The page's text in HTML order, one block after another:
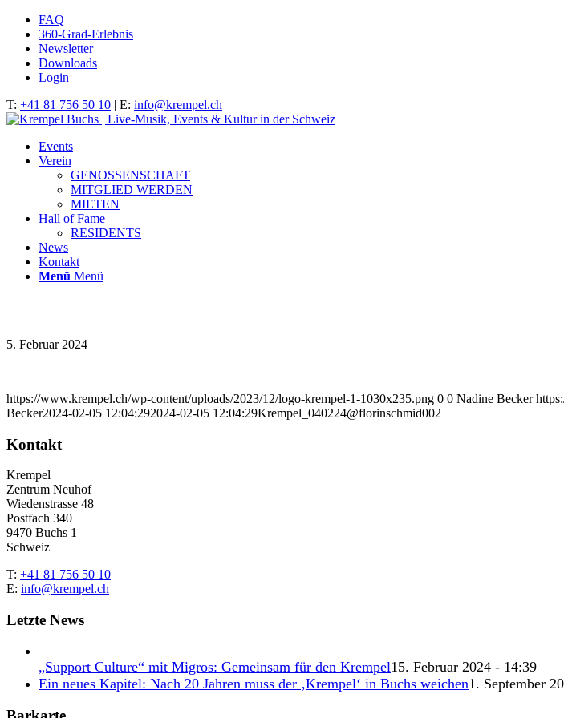
FAQ
360-Grad-Erlebnis
Newsletter
Downloads
Login
T: +41 81 756 50 10 | E: info@krempel.ch
Events
Verein
GENOSSENSCHAFT
MITGLIED WERDEN
MIETEN
Hall of Fame
RESIDENTS
News
Kontakt
Menü Menü
5. Februar 2024
https://www.krempel.ch/wp-content/uploads/2023/12/logo-krempel-1-1030x235.png 0 0 Nadine Becker
Becker2024-02-05 12:04:292024-02-05 12:04:29Krempel_040224@florinschmid002
Kontakt
Krempel
Zentrum Neuhof
Wiedenstrasse 48
Postfach 340
9470 Buchs 1
Schweiz
T: +41 81 756 50 10
E: info@krempel.ch
Letzte News
„Support Culture“ mit Migros: Gemeinsam für den Krempel15. Februar 2024 - 14:39
Ein neues Kapitel: Nach 20 Jahren muss der ‚Krempel‘ in Buchs weichen1. September